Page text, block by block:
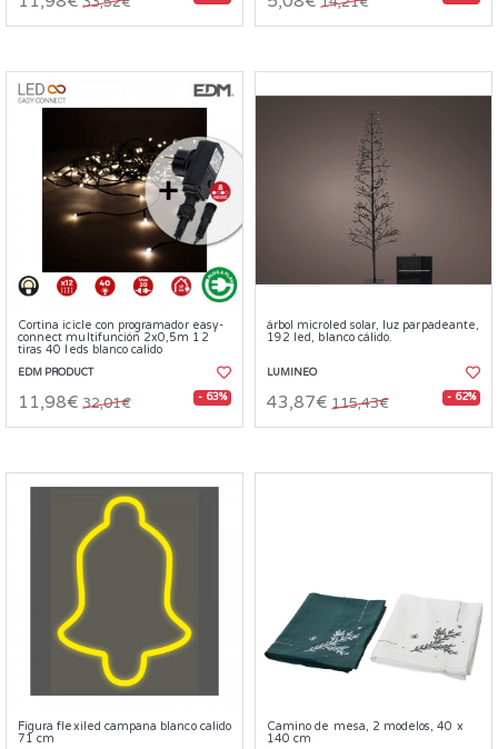
Cortina icicle con programador easy-
connect multifunción 2x0,5m 12
tiras 40 leds blanco calido
EDM PRODUCT
11,98€ 32,01€ - 63%
árbol microled solar, luz parpadeante,
192 led, blanco cálido.
LUMINEO
43,87€ 115,43€ - 62%
Figura flexiled campana blanco calido
71 cm
Camino de mesa, 2 modelos, 40 x
140 cm